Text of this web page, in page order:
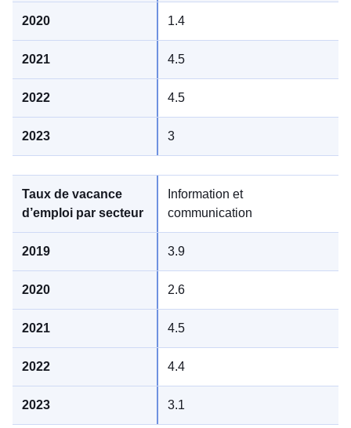
1.4
4.5
4.5
3
Information et
communication
3.9
2.6
4.5
4.4
3.1